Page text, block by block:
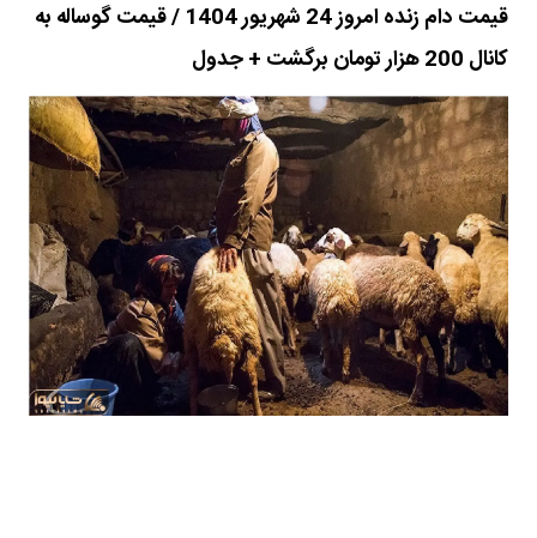
قیمت دام زنده امروز 24 شهریور 1404 / قیمت گوساله به
کانال 200 هزار تومان برگشت + جدول